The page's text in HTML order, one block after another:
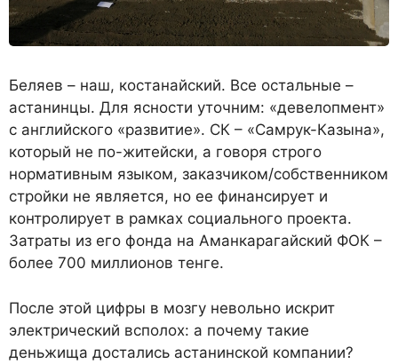
Беляев – наш, костанайский. Все остальные –
астанинцы. Для ясности уточним: «девелопмент»
с английского «развитие». СК – «Самрук-Казына»,
который не по-житейски, а говоря строго
нормативным языком, заказчиком/собственником
стройки не является, но ее финансирует и
контролирует в рамках социального проекта.
Затраты из его фонда на Аманкарагайский ФОК –
более 700 миллионов тенге.
После этой цифры в мозгу невольно искрит
электрический всполох: а почему такие
деньжища достались астанинской компании?